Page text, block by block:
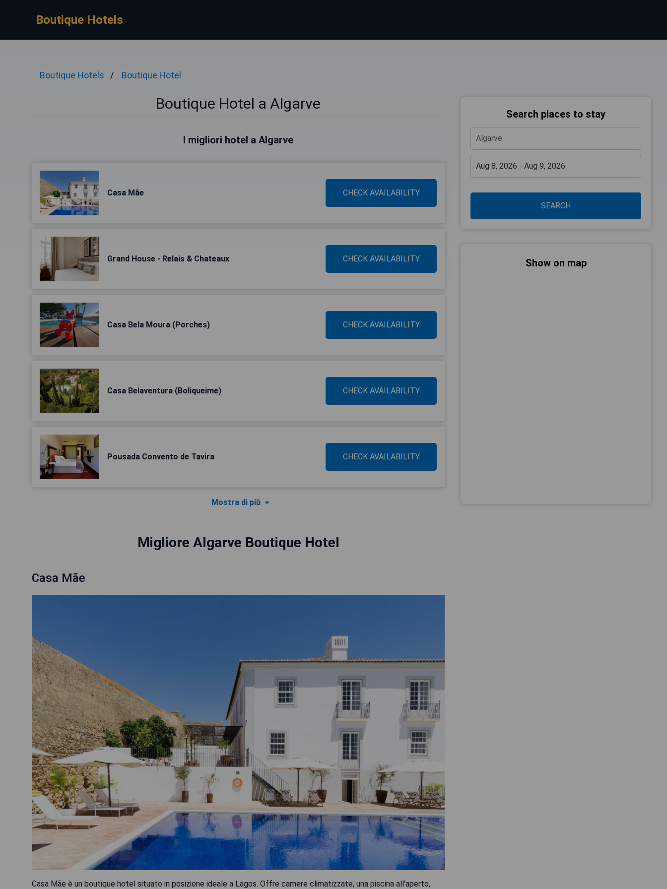
Boutique Hotels
Boutique Hotels Boutique Hotel
Boutique Hotel a Algarve
I migliori hotel a Algarve
Casa Mãe CHECK AVAILABILITY
Grand House - Relais & Chateaux CHECK AVAILABILITY
Casa Bela Moura (Porches) CHECK AVAILABILITY
Casa Belaventura (Boliqueime) CHECK AVAILABILITY
Pousada Convento de Tavira CHECK AVAILABILITY
Mostra di più
Migliore Algarve Boutique Hotel
Casa Mãe
Casa Mãe è un boutique hotel situato in posizione ideale a Lagos. Offre camere climatizzate, una piscina all'aperto,
Search places to stay
SEARCH
Show on map